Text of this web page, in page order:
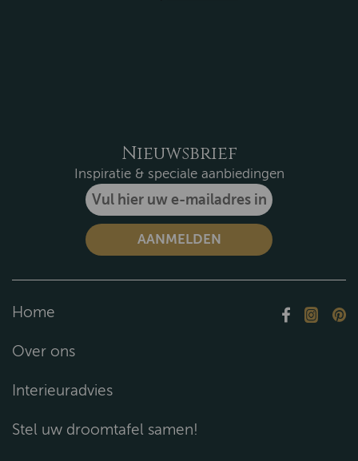
Nieuwsbrief
Inspiratie & speciale aanbiedingen
Home
Over ons
Interieuradvies
Stel uw droomtafel samen!